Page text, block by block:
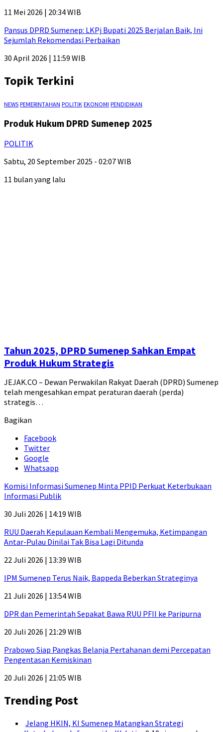
11 Mei 2026 | 20:34 WIB
Pansus DPRD Sumenep: LKPj Bupati 2025 Berjalan Baik, Ini
Sejumlah Rekomendasi Perbaikan
30 April 2026 | 11:59 WIB
Topik Terkini
NEWS PEMERINTAHAN POLITIK EKONOMI PENDIDIKAN
Produk Hukum DPRD Sumenep 2025
POLITIK
Sabtu, 20 September 2025 - 02:07 WIB
11 bulan yang lalu
Tahun 2025, DPRD Sumenep Sahkan Empat
Produk Hukum Strategis
JEJAK.CO – Dewan Perwakilan Rakyat Daerah (DPRD) Sumenep
telah mengesahkan empat peraturan daerah (perda)
strategis…
Bagikan
Facebook
Twitter
Google
Whatsapp
Komisi Informasi Sumenep Minta PPID Perkuat Keterbukaan
Informasi Publik
30 Juli 2026 | 14:19 WIB
RUU Daerah Kepulauan Kembali Mengemuka, Ketimpangan
Antar-Pulau Dinilai Tak Bisa Lagi Ditunda
22 Juli 2026 | 13:39 WIB
IPM Sumenep Terus Naik, Bappeda Beberkan Strateginya
21 Juli 2026 | 13:54 WIB
DPR dan Pemerintah Sepakat Bawa RUU PFII ke Paripurna
20 Juli 2026 | 21:29 WIB
Prabowo Siap Pangkas Belanja Pertahanan demi Percepatan
Pengentasan Kemiskinan
20 Juli 2026 | 21:05 WIB
Trending Post
Jelang HKIN, KI Sumenep Matangkan Strategi